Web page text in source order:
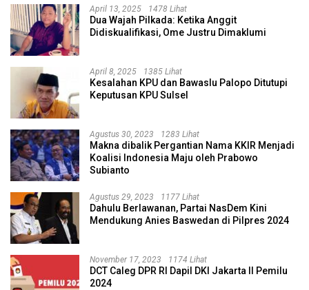
April 13, 2025 1478 Lihat
Dua Wajah Pilkada: Ketika Anggit
Didiskualifikasi, Ome Justru Dimaklumi
April 8, 2025 1385 Lihat
Kesalahan KPU dan Bawaslu Palopo Ditutupi
Keputusan KPU Sulsel
Agustus 30, 2023 1283 Lihat
Makna dibalik Pergantian Nama KKIR Menjadi
Koalisi Indonesia Maju oleh Prabowo
Subianto
Agustus 29, 2023 1177 Lihat
Dahulu Berlawanan, Partai NasDem Kini
Mendukung Anies Baswedan di Pilpres 2024
November 17, 2023 1174 Lihat
DCT Caleg DPR RI Dapil DKI Jakarta II Pemilu
2024